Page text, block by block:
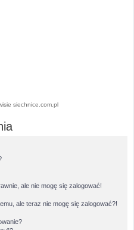
siechnice.com.pl
ale nie mogę się zalogować!
ale teraz nie mogę się zalogować?!